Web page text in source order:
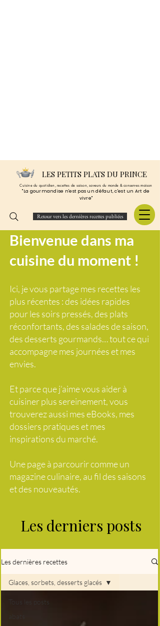
LES PETITS PLATS DU PRINCE
Cuisine du quotidien, recettes de saison, saveurs du monde & conserves maison
"La gourmandise n'est pas un défaut, c'est un Art de
vivre"
Retour vers les dernières recettes publiées
Bienvenue dans ma
cuisine du moment !
Ici, je vous partage mes recettes les
plus récentes : des idées rapides
pour les soirs pressés, des plats
réconfortants, des salades de saison,
des desserts gourmands… tout ce qui
accompagne mes journées et mes
envies.
Et parce que j’aime vous aider à
cuisiner plus sereinement, vous
trouverez aussi mes eBooks, mes
dossiers pratiques et mes
inspirations du marché.
Une page à parcourir comme un
magazine culinaire, au fil des saisons
et des nouveautés.
Les derniers posts
Les dernières recettes
Tous les posts
abats
Glaces, sorbets, desserts glacés